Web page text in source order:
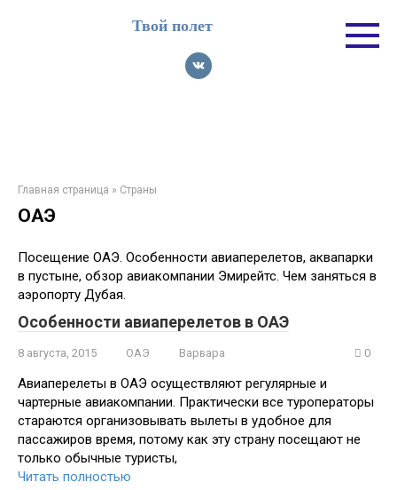
Твой полет
Главная страница » Страны
ОАЭ
Посещение ОАЭ. Особенности авиаперелетов, аквапарки
в пустыне, обзор авиакомпании Эмирейтс. Чем заняться в
аэропорту Дубая.
Особенности авиаперелетов в ОАЭ
8 августа, 2015 ОАЭ Варвара 0
Авиаперелеты в ОАЭ осуществляют регулярные и
чартерные авиакомпании. Практически все туроператоры
стараются организовывать вылеты в удобное для
пассажиров время, потому как эту страну посещают не
только обычные туристы,
Читать полностью